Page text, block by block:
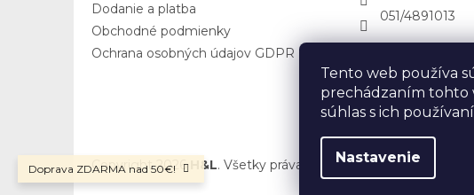
Tento web používa
prechádzaním tohto
súhlas s ich
Nastavenie
Doprava ZDARMA nad 50€!
Dodanie a platba
Obchodné podmienky
Ochrana osobných údajov GDPR
051/4891013
Copyright 2026 H&L. Všetky práva vyhradené.Upraviť